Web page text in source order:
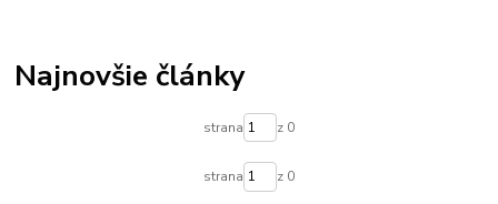
Najnovšie články
strana z 0
strana z 0